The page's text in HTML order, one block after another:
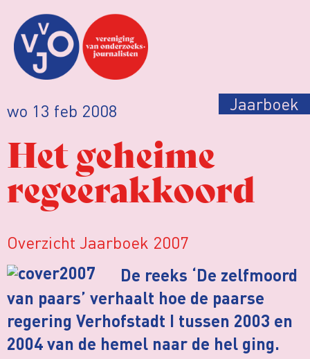
wo 13 feb 2008 Jaarboek
Het geheime
regeerakkoord
Overzicht Jaarboek 2007
De reeks ‘De zelfmoord
van paars’ verhaalt hoe de paarse
regering Verhofstadt I tussen 2003 en
2004 van de hemel naar de hel ging.